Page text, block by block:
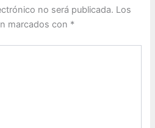
no será publicada. Los
marcados con *